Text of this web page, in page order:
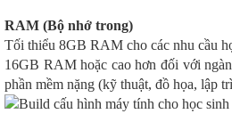
RAM (Bộ nhớ trong)
Tối thiểu 8GB RAM cho các nhu cầu
16GB RAM hoặc cao hơn đối với
phần mềm nặng (kỹ thuật, đồ họa, lập